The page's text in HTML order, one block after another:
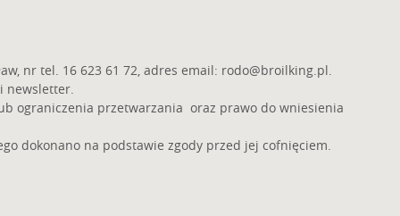
nr tel. 16 623 61 72, adres email: rodo@broilking.pl.
newsletter.
ograniczenia przetwarzania oraz prawo do wniesienia
dokonano na podstawie zgody przed jej cofnięciem.